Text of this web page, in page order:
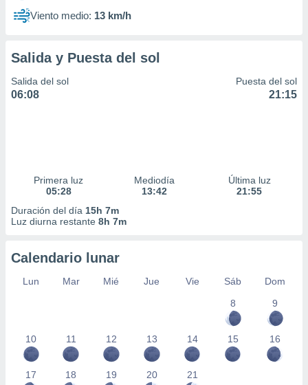
Viento medio: 13 km/h
Salida y Puesta del sol
Salida del sol
06:08
Puesta del sol
21:15
Primera luz
05:28
Mediodía
13:42
Última luz
21:55
Duración del día 15h 7m
Luz diurna restante 8h 7m
Calendario lunar
Lun Mar Mié Jue Vie Sáb
Dom
8
9
10 11 12 13 14 15 16
17 18 19 20 21